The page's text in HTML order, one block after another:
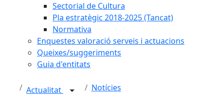
Sectorial de Cultura
Pla estratègic 2018-2025 (Tancat)
Normativa
Enquestes valoració serveis i actuacions
Queixes/suggeriments
Guia d'entitats
Actualitat Notícies